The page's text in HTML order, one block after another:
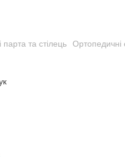
та стілець Ортопедичні